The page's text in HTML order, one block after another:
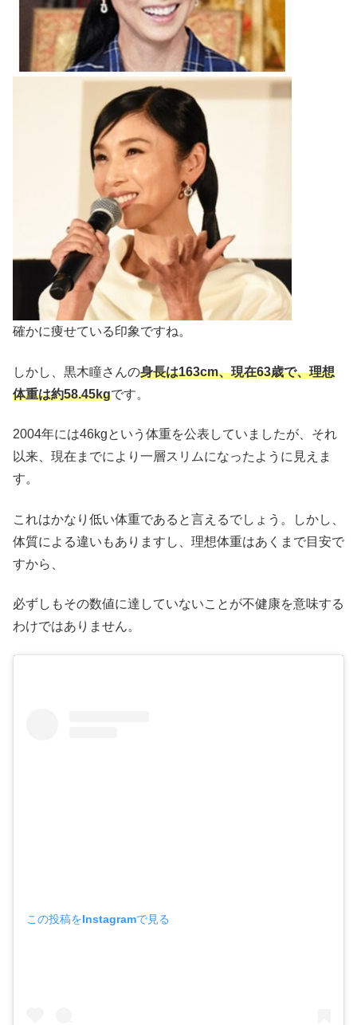
確かに痩せている印象ですね。
しかし、黒木瞳さんの身長は163cm、現在63歳で、理想
体重は約58.45kgです。
2004年には46kgという体重を公表していましたが、それ
以来、現在までにより一層スリムになったように見えま
す。
これはかなり低い体重であると言えるでしょう。しかし、
体質による違いもありますし、理想体重はあくまで目安で
すから、
必ずしもその数値に達していないことが不健康を意味する
わけではありません。
この投稿をInstagramで見る